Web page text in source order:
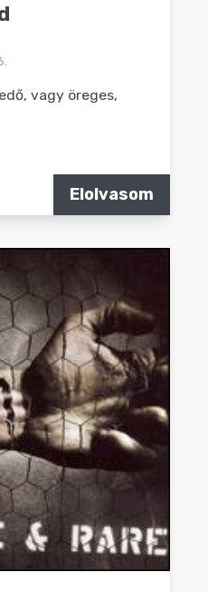
vagy öreges,
Elolvasom